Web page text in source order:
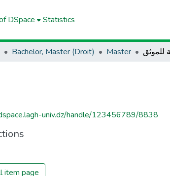
DSpace Statistics
Bachelor, Master (Droit) Master للموثق
univ.dz/handle/123456789/8838
item page